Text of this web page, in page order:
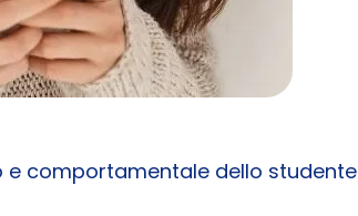
e comportamentale dello studente